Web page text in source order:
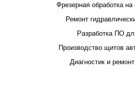
Фрезерная обработка
Ремонт
Разработка ПО
Производство щитов
Диагностик и